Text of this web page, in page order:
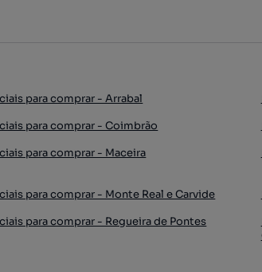
para comprar - Arrabal
para comprar - Coimbrão
para comprar - Maceira
para comprar - Monte Real e Carvide
para comprar - Regueira de Pontes